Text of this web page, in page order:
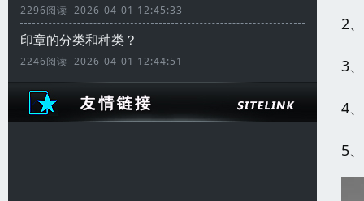
2296阅读 2026-04-01 12:45:33
印章的分类和种类？
2246阅读 2026-04-01 12:44:51
2
3
4
5